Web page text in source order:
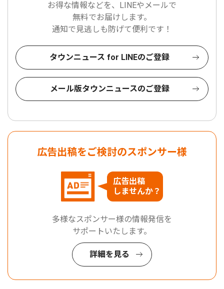
お得な情報などを、LINEやメールで
無料でお届けします。
通知で見逃しも防げて便利です！
タウンニュース for LINEのご登録
メール版タウンニュースのご登録
広告出稿をご検討のスポンサー様
広告出稿
しませんか？
多様なスポンサー様の情報発信を
サポートいたします。
詳細を見る